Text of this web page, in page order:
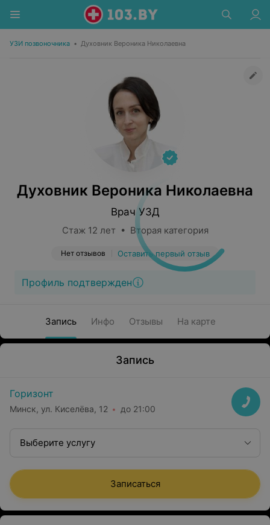
УЗИ позвоночника • Духовник Вероника Николаевна
Духовник Вероника Николаевна
Врач УЗД
Стаж 12 лет • Вторая категория
Нет отзывов Оставить первый отзыв
Профиль подтвержден
Запись Инфо Отзывы На карте
Запись
Горизонт
Минск, ул. Киселёва, 12 до 21:00
Выберите услугу
Записаться